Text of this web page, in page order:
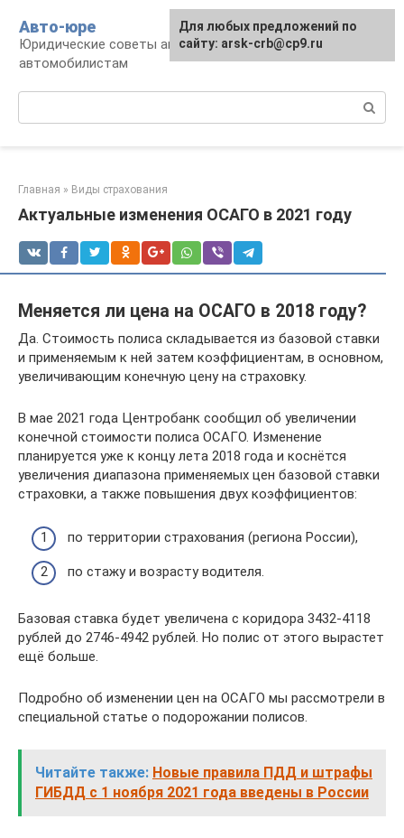
контенту
Авто-юре
Юридические советы автовладельцам и
автомобилистам
Главная » Виды страхования
Актуальные изменения ОСАГО в 2021 году
Меняется ли цена на ОСАГО в 2018 году?
Да. Стоимость полиса складывается из базовой ставки
и применяемым к ней затем коэффициентам, в основном,
увеличивающим конечную цену на страховку.
В мае 2021 года Центробанк сообщил об увеличении
конечной стоимости полиса ОСАГО. Изменение
планируется уже к концу лета 2018 года и коснётся
увеличения диапазона применяемых цен базовой ставки
страховки, а также повышения двух коэффициентов:
по территории страхования (региона России),
по стажу и возрасту водителя.
Базовая ставка будет увеличена с коридора 3432-4118
рублей до 2746-4942 рублей. Но полис от этого вырастет
ещё больше.
Подробно об изменении цен на ОСАГО мы рассмотрели в
специальной статье о подорожании полисов.
Читайте также: Новые правила ПДД и штрафы
ГИБДД с 1 ноября 2021 года введены в России
Для любых предложений по
сайту: arsk-crb@cp9.ru